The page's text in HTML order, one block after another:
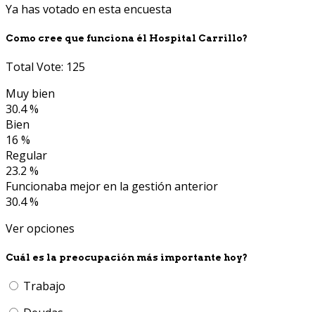
Ya has votado en esta encuesta
Como cree que funciona él Hospital Carrillo?
Total Vote: 125
Muy bien
30.4 %
Bien
16 %
Regular
23.2 %
Funcionaba mejor en la gestión anterior
30.4 %
Ver opciones
Cuál es la preocupación más importante hoy?
Trabajo